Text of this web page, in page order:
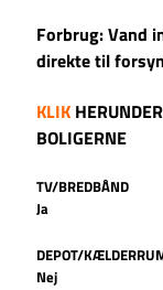
Forbrug:Vand
direkte til
KLIK
BOLIGERNE
TV/BREDBÅND
Ja
DEPOT/
Nej